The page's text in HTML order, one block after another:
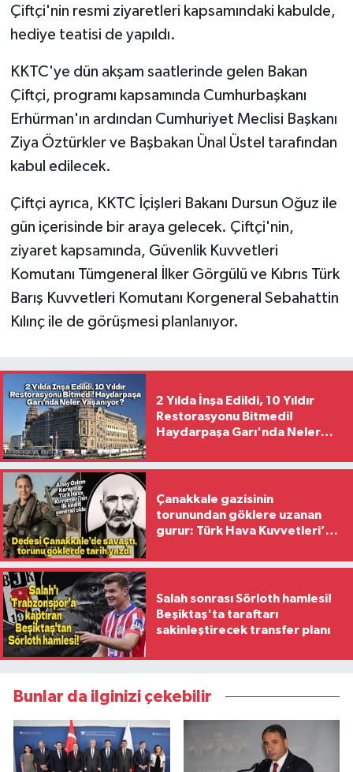
Çiftçi'nin resmi ziyaretleri kapsamındaki kabulde,
hediye teatisi de yapıldı.
KKTC'ye dün akşam saatlerinde gelen Bakan
Çiftçi, programı kapsamında Cumhurbaşkanı
Erhürman'ın ardından Cumhuriyet Meclisi Başkanı
Ziya Öztürkler ve Başbakan Ünal Üstel tarafından
kabul edilecek.
Çiftçi ayrıca, KKTC İçişleri Bakanı Dursun Oğuz ile
gün içerisinde bir araya gelecek. Çiftçi'nin,
ziyaret kapsamında, Güvenlik Kuvvetleri
Komutanı Tümgeneral İlker Görgülü ve Kıbrıs Türk
Barış Kuvvetleri Komutanı Korgeneral Sebahattin
Kılınç ile de görüşmesi planlanıyor.
2 Yılda İnşa Edildi, 10 Yıldır
Restorasyonu Bitmedi!
Haydarpaşa Garı'nda Neler
Çanakkale gazisinin
torunundan göklere uzanan
gurur: Türk Hava Kuvvetleri’nin
Salah sonrası Sörloth hamlesi!
Beşiktaş'ta taraftarı
sakinleştirecek transfer planı
Bunlar da ilginizi çekebilir